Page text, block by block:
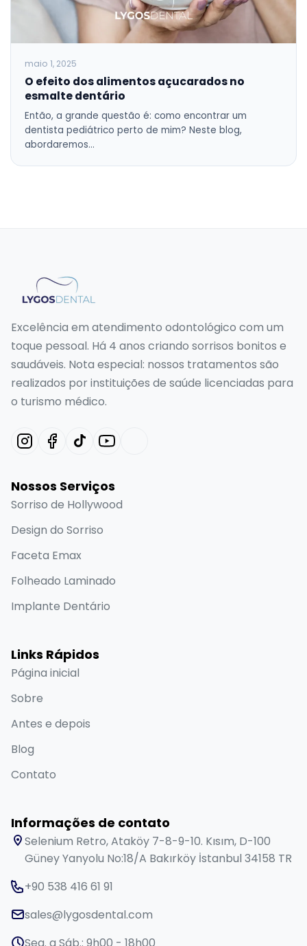
maio 1, 2025
O efeito dos alimentos açucarados no
esmalte dentário
Então, a grande questão é: como encontrar um
dentista pediátrico perto de mim? Neste blog,
abordaremos…
Excelência em atendimento odontológico com um
toque pessoal. Há 4 anos criando sorrisos bonitos e
saudáveis. Nota especial: nossos tratamentos são
realizados por instituições de saúde licenciadas para
o turismo médico.
Nossos Serviços
Sorriso de Hollywood
Design do Sorriso
Faceta Emax
Folheado Laminado
Implante Dentário
Links Rápidos
Página inicial
Sobre
Antes e depois
Blog
Contato
Informações de contato
Selenium Retro, Ataköy 7-8-9-10. Kısım, D-100
Güney Yanyolu No:18/A Bakırköy İstanbul 34158 TR
+90 538 416 61 91
sales@lygosdental.com